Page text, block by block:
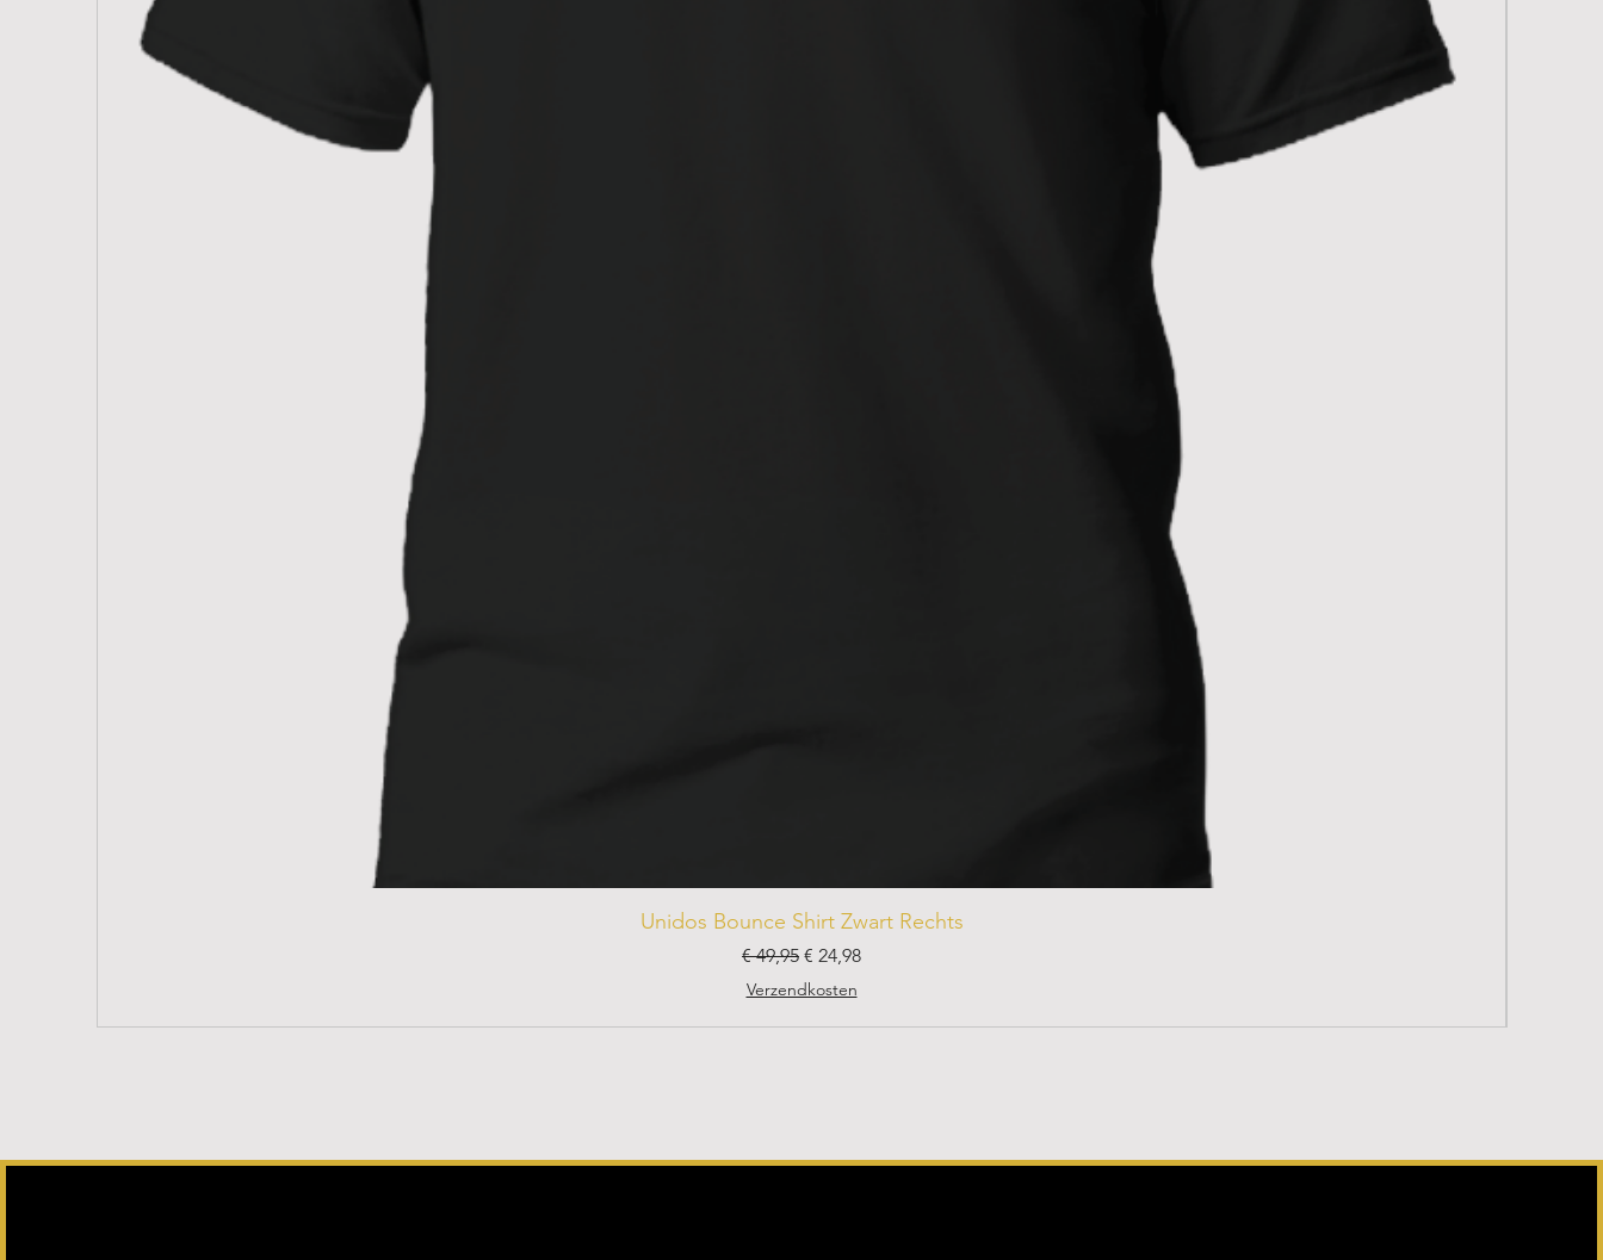
Unidos Bounce Shirt Zwart Rechts
Normale prijs
€ 49,95 Verkoopprijs
€ 24,98
Verzendkosten